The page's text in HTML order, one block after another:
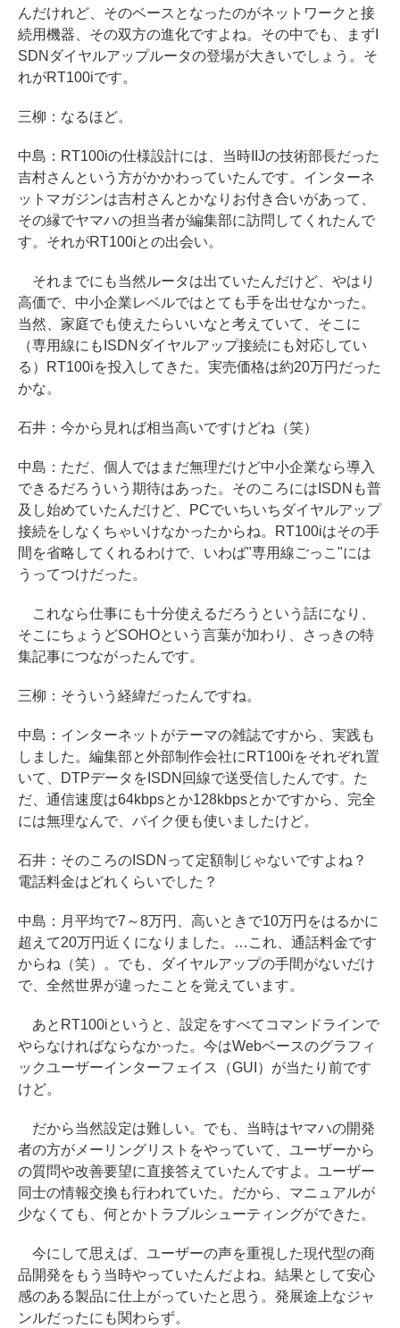
んだけれど、そのベースとなったのがネットワークと接
続用機器、その双方の進化ですよね。その中でも、まずI
SDNダイヤルアップルータの登場が大きいでしょう。そ
れがRT100iです。
三柳：なるほど。
中島：RT100iの仕様設計には、当時IIJの技術部長だった
吉村さんという方がかかわっていたんです。インターネ
ットマガジンは吉村さんとかなりお付き合いがあって、
その縁でヤマハの担当者が編集部に訪問してくれたんで
す。それがRT100iとの出会い。
それまでにも当然ルータは出ていたんだけど、やはり
高価で、中小企業レベルではとても手を出せなかった。
当然、家庭でも使えたらいいなと考えていて、そこに
（専用線にもISDNダイヤルアップ接続にも対応してい
る）RT100iを投入してきた。実売価格は約20万円だった
かな。
石井：今から見れば相当高いですけどね（笑）
中島：ただ、個人ではまだ無理だけど中小企業なら導入
できるだろういう期待はあった。そのころにはISDNも普
及し始めていたんだけど、PCでいちいちダイヤルアップ
接続をしなくちゃいけなかったからね。RT100iはその手
間を省略してくれるわけで、いわば"専用線ごっこ"には
うってつけだった。
これなら仕事にも十分使えるだろうという話になり、
そこにちょうどSOHOという言葉が加わり、さっきの特
集記事につながったんです。
三柳：そういう経緯だったんですね。
中島：インターネットがテーマの雑誌ですから、実践も
しました。編集部と外部制作会社にRT100iをそれぞれ置
いて、DTPデータをISDN回線で送受信したんです。た
だ、通信速度は64kbpsとか128kbpsとかですから、完全
には無理なんで、バイク便も使いましたけど。
石井：そのころのISDNって定額制じゃないですよね？
電話料金はどれくらいでした？
中島：月平均で7～8万円、高いときで10万円をはるかに
超えて20万円近くになりました。…これ、通話料金です
からね（笑）。でも、ダイヤルアップの手間がないだけ
で、全然世界が違ったことを覚えています。
あとRT100iというと、設定をすべてコマンドラインで
やらなければならなかった。今はWebベースのグラフィ
ックユーザーインターフェイス（GUI）が当たり前です
けど。
だから当然設定は難しい。でも、当時はヤマハの開発
者の方がメーリングリストをやっていて、ユーザーから
の質問や改善要望に直接答えていたんですよ。ユーザー
同士の情報交換も行われていた。だから、マニュアルが
少なくても、何とかトラブルシューティングができた。
今にして思えば、ユーザーの声を重視した現代型の商
品開発をもう当時やっていたんだよね。結果として安心
感のある製品に仕上がっていたと思う。発展途上なジャ
ンルだったにも関わらず。